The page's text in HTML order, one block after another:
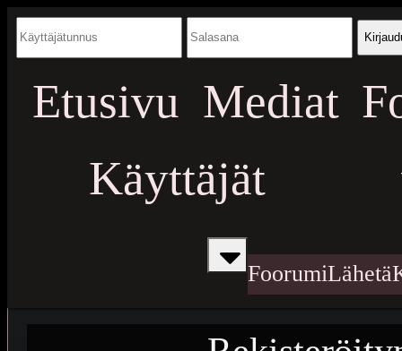
Etusivu Mediat
Käyttäjät
FoorumiLähetä